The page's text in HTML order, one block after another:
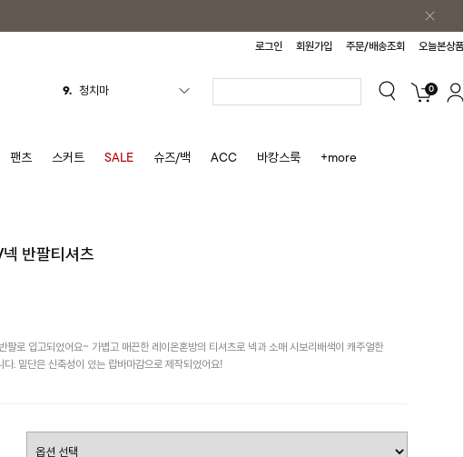
로그인 회원가입 주문/배송조회 오늘본상품
10. 바스락원피스
2.
6.
9. 청치마
0
팬츠 스커트 SALE 슈즈/백 ACC 바캉스룩 +more
반팔티셔츠
팔로 입고되었어요~ 가볍고 매끈한 레이온혼방의 티셔츠로 넥과 소매 시보리배색이 캐주얼한
다. 밑단은 신축성이 있는 랍바마감으로 제작되었어요!